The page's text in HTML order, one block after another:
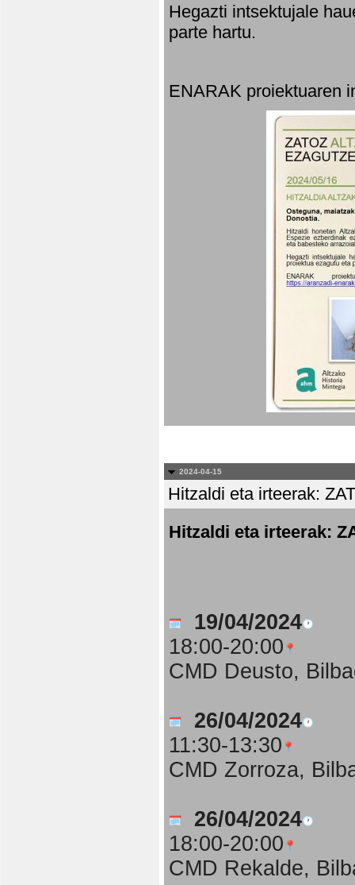
Hegazti intsektujale
parte hartu.
ENARAK proiektuaren
2024-04-15
Hitzaldi eta irteerak:
Hitzaldi eta irteerak:
19/04/2024
18:00-20:00
CMD Deusto,
26/04/2024
11:30-13:30
CMD Zorroza,
26/04/2024
18:00-20:00
CMD Rekalde,